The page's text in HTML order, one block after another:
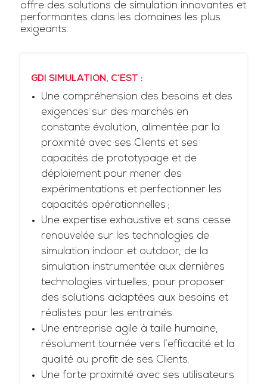
offre des solutions de simulation innovantes et
performantes dans les domaines les plus
exigeants.
GDI SIMULATION, C’EST :
Une compréhension des besoins et des
exigences sur des marchés en
constante évolution, alimentée par la
proximité avec ses Clients et ses
capacités de prototypage et de
déploiement pour mener des
expérimentations et perfectionner les
capacités opérationnelles ;
Une expertise exhaustive et sans cesse
renouvelée sur les technologies de
simulation indoor et outdoor, de la
simulation instrumentée aux dernières
technologies virtuelles, pour proposer
des solutions adaptées aux besoins et
réalistes pour les entrainés.
Une entreprise agile à taille humaine,
résolument tournée vers l’efficacité et la
qualité au profit de ses Clients.
Une forte proximité avec ses utilisateurs